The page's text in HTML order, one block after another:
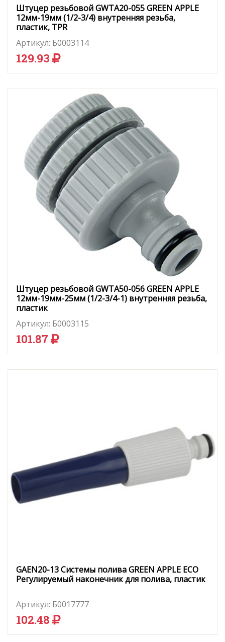
Штуцер резьбовой GWTA20-055 GREEN APPLE
12мм-19мм (1/2-3/4) внутренняя резьба,
пластик, TPR
Артикул: Б0003114
129.93
Штуцер резьбовой GWTA50-056 GREEN APPLE
12мм-19мм-25мм (1/2-3/4-1) внутренняя резьба,
пластик
Артикул: Б0003115
101.87
GAEN20-13 Системы полива GREEN APPLE ЕСО
Регулируемый наконечник для полива, пластик
Артикул: Б0017777
102.48